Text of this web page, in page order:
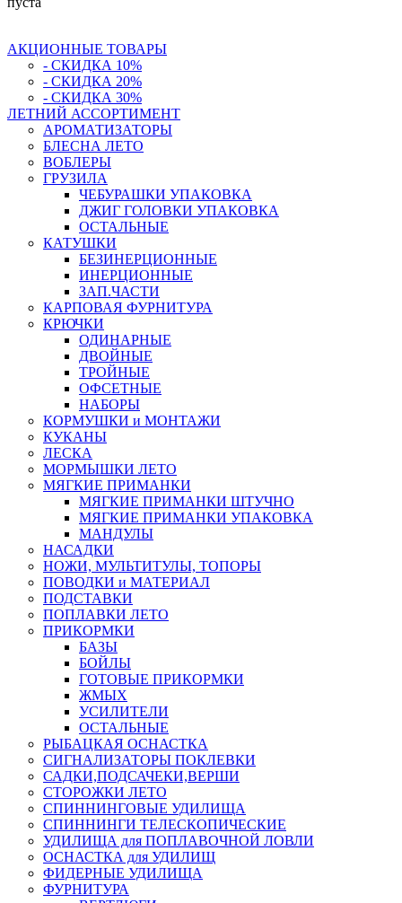
АКЦИОННЫЕ ТОВАРЫ
- СКИДКА 10%
- СКИДКА 20%
- СКИДКА 30%
ЛЕТНИЙ АССОРТИМЕНТ
АРОМАТИЗАТОРЫ
БЛЕСНА ЛЕТО
ВОБЛЕРЫ
ГРУЗИЛА
ЧЕБУРАШКИ УПАКОВКА
ДЖИГ ГОЛОВКИ УПАКОВКА
ОСТАЛЬНЫЕ
КАТУШКИ
БЕЗИНЕРЦИОННЫЕ
ИНЕРЦИОННЫЕ
ЗАП.ЧАСТИ
КАРПОВАЯ ФУРНИТУРА
КРЮЧКИ
ОДИНАРНЫЕ
ДВОЙНЫЕ
ТРОЙНЫЕ
ОФСЕТНЫЕ
НАБОРЫ
КОРМУШКИ и МОНТАЖИ
КУКАНЫ
ЛЕСКА
МОРМЫШКИ ЛЕТО
МЯГКИЕ ПРИМАНКИ
МЯГКИЕ ПРИМАНКИ ШТУЧНО
МЯГКИЕ ПРИМАНКИ УПАКОВКА
МАНДУЛЫ
НАСАДКИ
НОЖИ, МУЛЬТИТУЛЫ, ТОПОРЫ
ПОВОДКИ и МАТЕРИАЛ
ПОДСТАВКИ
ПОПЛАВКИ ЛЕТО
ПРИКОРМКИ
БАЗЫ
БОЙЛЫ
ГОТОВЫЕ ПРИКОРМКИ
ЖМЫХ
УСИЛИТЕЛИ
ОСТАЛЬНЫЕ
РЫБАЦКАЯ ОСНАСТКА
СИГНАЛИЗАТОРЫ ПОКЛЕВКИ
САДКИ,ПОДСАЧЕКИ,ВЕРШИ
СТОРОЖКИ ЛЕТО
СПИННИНГОВЫЕ УДИЛИЩА
СПИННИНГИ ТЕЛЕСКОПИЧЕСКИЕ
УДИЛИЩА для ПОПЛАВОЧНОЙ ЛОВЛИ
ОСНАСТКА для УДИЛИЩ
ФИДЕРНЫЕ УДИЛИЩА
ФУРНИТУРА